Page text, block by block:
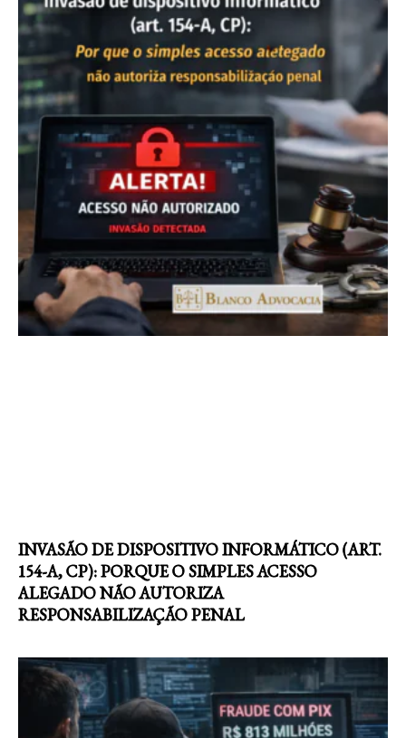
INVASÃO DE DISPOSITIVO INFORMÁTICO (ART.
154-A, CP): PORQUE O SIMPLES ACESSO
ALEGADO NÃO AUTORIZA
RESPONSABILIZAÇÃO PENAL